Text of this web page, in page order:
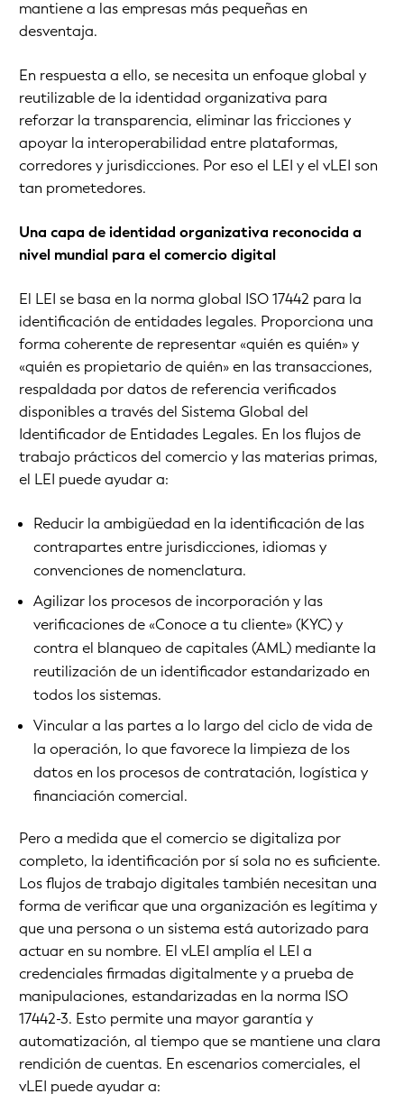
mantiene a las empresas más pequeñas en
desventaja.
En respuesta a ello, se necesita un enfoque global y
reutilizable de la identidad organizativa para
reforzar la transparencia, eliminar las fricciones y
apoyar la interoperabilidad entre plataformas,
corredores y jurisdicciones. Por eso el LEI y el vLEI son
tan prometedores.
Una capa de identidad organizativa reconocida a
nivel mundial para el comercio digital
El LEI se basa en la norma global ISO 17442 para la
identificación de entidades legales. Proporciona una
forma coherente de representar «quién es quién» y
«quién es propietario de quién» en las transacciones,
respaldada por datos de referencia verificados
disponibles a través del Sistema Global del
Identificador de Entidades Legales. En los flujos de
trabajo prácticos del comercio y las materias primas,
el LEI puede ayudar a:
Reducir la ambigüedad en la identificación de las
contrapartes entre jurisdicciones, idiomas y
convenciones de nomenclatura.
Agilizar los procesos de incorporación y las
verificaciones de «Conoce a tu cliente» (KYC) y
contra el blanqueo de capitales (AML) mediante la
reutilización de un identificador estandarizado en
todos los sistemas.
Vincular a las partes a lo largo del ciclo de vida de
la operación, lo que favorece la limpieza de los
datos en los procesos de contratación, logística y
financiación comercial.
Pero a medida que el comercio se digitaliza por
completo, la identificación por sí sola no es suficiente.
Los flujos de trabajo digitales también necesitan una
forma de verificar que una organización es legítima y
que una persona o un sistema está autorizado para
actuar en su nombre. El vLEI amplía el LEI a
credenciales firmadas digitalmente y a prueba de
manipulaciones, estandarizadas en la norma ISO
17442-3. Esto permite una mayor garantía y
automatización, al tiempo que se mantiene una clara
rendición de cuentas. En escenarios comerciales, el
vLEI puede ayudar a: